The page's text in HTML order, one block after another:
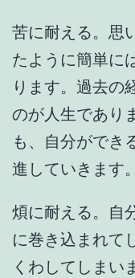
苦に耐える。思
たように簡単に
ります。過去の
のが人生であり
も、自分ができ
進していきます。
煩に耐える。自
に巻き込まれて
くわしてしまい